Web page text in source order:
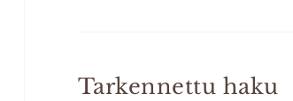
Tarkennettu haku